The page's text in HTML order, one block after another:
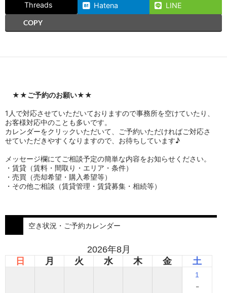
Threads
Hatena
LINE
COPY
★★ご予約のお願い★★
1人で対応させていただいておりますので事務所を空けていたり、
お客様対応中のことも多いです。
カレンダーをクリックいただいて、ご予約いただければご対応さ
せていただきやすくなりますので、お待ちしています♪
メッセージ欄にてご相談予定の簡単な内容をお知らせください。
・賃貸（賃料・間取り・エリア・条件）
・売買（売却希望・購入希望等）
・その他ご相談（賃貸管理・賃貸募集・相続等）
空き状況・ご予約カレンダー
2026年8月
日
月 火 水 木 金 土
1
-